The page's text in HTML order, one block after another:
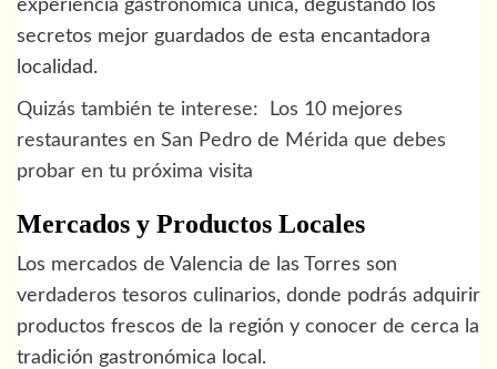
experiencia gastronómica única, degustando los
secretos mejor guardados de esta encantadora
localidad.
Quizás también te interese:
Los 10 mejores
restaurantes en San Pedro de Mérida que debes
probar en tu próxima visita
Mercados y Productos Locales
Los mercados de Valencia de las Torres son
verdaderos tesoros culinarios, donde podrás adquirir
productos frescos de la región y conocer de cerca la
tradición gastronómica local.